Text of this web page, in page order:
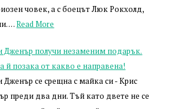
човек, а с боецът Люк Рокхолд,
…Read More
Дженър получи незаменим подарък.
й позака от какво е направена!
Дженър се срещна с майка си - Крис
преди два дни. Тъй като двете не се